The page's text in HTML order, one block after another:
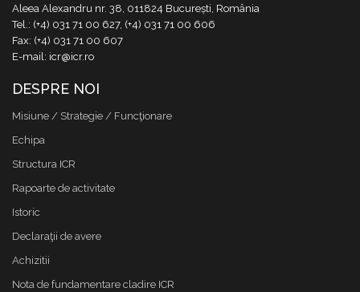
Aleea Alexandru nr. 38, 011824 București, România
Tel.: (+4) 031 71 00 627, (+4) 031 71 00 606
Fax: (+4) 031 71 00 607
E-mail: icr@icr.ro
DESPRE NOI
Misiune / Strategie / Funcţionare
Echipa
Structura ICR
Rapoarte de activitate
Istoric
Declaraţii de avere
Achizitii
Nota de fundamentare cladire ICR